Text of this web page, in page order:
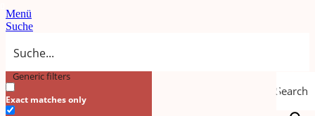
Menü
Suche
Search
Generic filters
Exact matches only